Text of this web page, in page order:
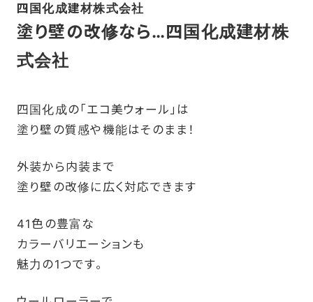
四国化成建材株式会社
塗り壁の改修なら…四国化成建材株
式会社
四国化成の「エコ美ウォール」は
塗り壁の質感や機能はそのまま！
外装から内装まで
塗り壁の改修に広く対応できます
41色の豊富な
カラーバリエーションも
魅力の1つです。